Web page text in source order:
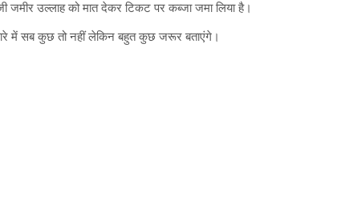
जमीर उल्लाह को मात देकर टिकट पर कब्जा जमा लिया है।
में सब कुछ तो नहीं लेकिन बहुत कुछ जरूर बताएंगे।